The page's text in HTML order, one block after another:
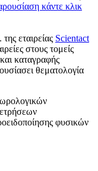
κάντε κλικ
εταιρείας Scientact
στους τομείς
καταγραφής
θεματολογία
φυσικών